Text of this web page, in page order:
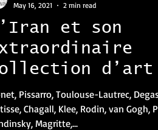
et son
d’art
Pissarro, Toulouse-Lautrec,
Chagall, Klee, Rodin, van Gogh,
Magritte,...
May 16, 2021
2 min read